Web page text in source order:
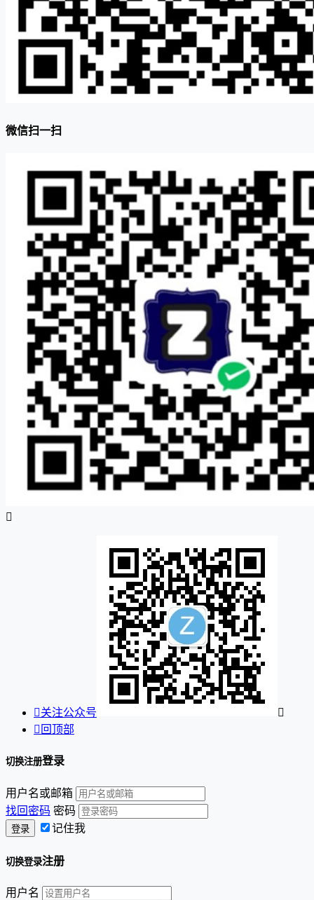
微信扫一扫

关注公众号

 回顶部
切换注册登录
用户名或邮箱
找回密码 密码
记住我
切换登录注册
用户名